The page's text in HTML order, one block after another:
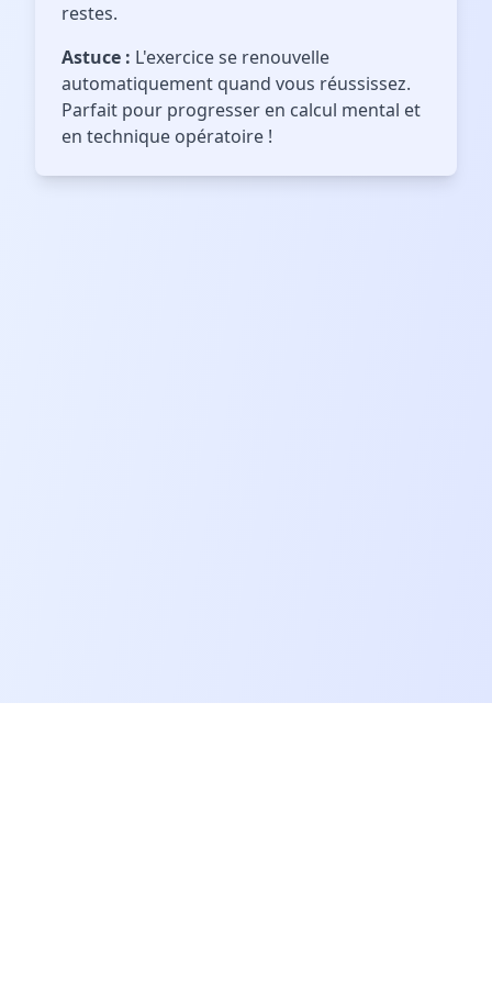
restes.
Astuce : L'exercice se renouvelle
automatiquement quand vous réussissez.
Parfait pour progresser en calcul mental et
en technique opératoire !